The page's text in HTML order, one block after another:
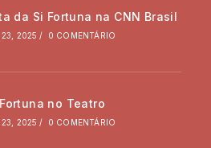
da Si Fortuna na CNN Brasil
23, 2025 / 0 COMENTÁRIO
no Teatro
23, 2025 / 0 COMENTÁRIO